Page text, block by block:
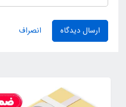
ارسال دیدگاه انصراف